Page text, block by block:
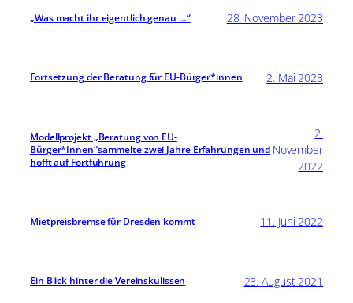
„Was macht ihr eigentlich genau …“ 28. November 2023
Fortsetzung der Beratung für EU-Bürger*innen 2. Mai 2023
Modellprojekt „Beratung von EU-
Bürger*Innen“sammelte zwei Jahre Erfahrungen und
hofft auf Fortführung
2.
November
2022
Mietpreisbremse für Dresden kommt 11. Juni 2022
Ein Blick hinter die Vereinskulissen 23. August 2021